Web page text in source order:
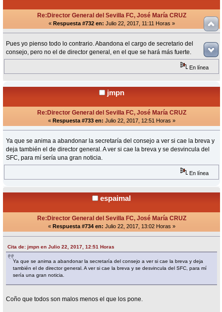
Re:Director General del Sevilla FC, José María CRUZ
« Respuesta #732 en: Julio 22, 2017, 11:11 Horas »
Pues yo pienso todo lo contrario. Abandona el cargo de secretario del
consejo, pero no el de director general, en el que se hará más fuerte.
En línea
jmpn
Re:Director General del Sevilla FC, José María CRUZ
« Respuesta #733 en: Julio 22, 2017, 12:51 Horas »
Ya que se anima a abandonar la secretaría del consejo a ver si cae la breva y
deja también el de director general. A ver si cae la breva y se desvincula del
SFC, para mí sería una gran noticia.
En línea
espaimal
Re:Director General del Sevilla FC, José María CRUZ
« Respuesta #734 en: Julio 22, 2017, 13:02 Horas »
Cita de: jmpn en Julio 22, 2017, 12:51 Horas
Ya que se anima a abandonar la secretaría del consejo a ver si cae la breva y deja
también el de director general. A ver si cae la breva y se desvincula del SFC, para mí
sería una gran noticia.
Coño que todos son malos menos el que los pone.